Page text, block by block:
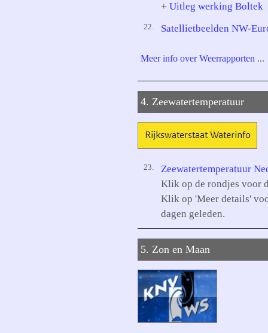
+ Uitleg werking Boltek
22. Satellietbeelden NW-
Meer info over Weerrapporten ...
4. Zeewatertemperatuur
23.
Zeewatertemperatuur
Klik op de rondjes voor
Klik op 'Meer details'
dagen geleden.
5. Zon en Maan